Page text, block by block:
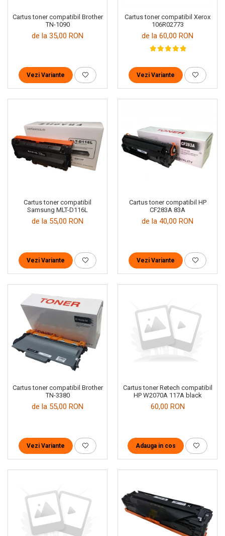
Cartus toner compatibil Brother
TN-1090
de la 35,00 RON
Vezi Variante
Cartus toner compatibil Xerox
106R02773
de la 60,00 RON
Vezi Variante
Cartus toner compatibil
Samsung MLT-D116L
de la 55,00 RON
Vezi Variante
Cartus toner compatibil HP
CF283A 83A
de la 40,00 RON
Vezi Variante
Cartus toner compatibil Brother
TN-3380
de la 55,00 RON
Vezi Variante
Cartus toner Retech compatibil
HP W2070A 117A black
60,00 RON
Adauga in cos